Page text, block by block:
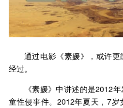
通过电影《素媛》，或许
经过。
《素媛》中讲述的是2012
童性侵事件。2012年夏天，7